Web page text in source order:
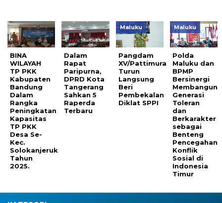
BINA
WILAYAH
TP PKK
Kabupaten
Bandung
Dalam
Rangka
Peningkatan
Kapasitas
TP PKK
Desa Se-
Kec.
Solokanjeruk
Tahun
2025.
Dalam
Rapat
Paripurna,
DPRD Kota
Tangerang
Sahkan 5
Raperda
Terbaru
Maluku
Pangdam
XV/Pattimura
Turun
Langsung
Beri
Pembekalan
Diklat SPPI
Maluku
Polda
Maluku dan
BPMP
Bersinergi
Membangun
Generasi
Toleran
dan
Berkarakter
sebagai
Benteng
Pencegahan
Konflik
Sosial di
Indonesia
Timur